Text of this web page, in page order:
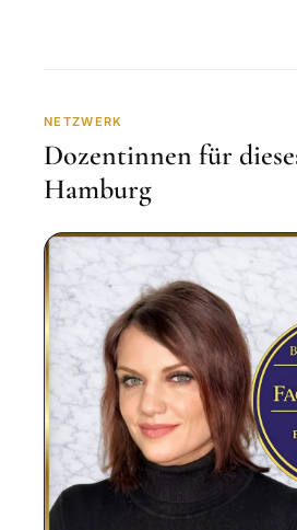
NETZWERK
Dozentinnen für
Hamburg